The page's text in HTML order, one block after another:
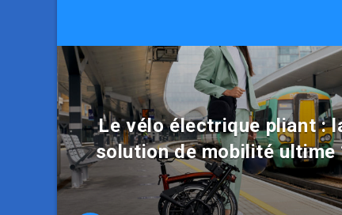
Le vélo électrique pliant :
solution de mobilité ultime